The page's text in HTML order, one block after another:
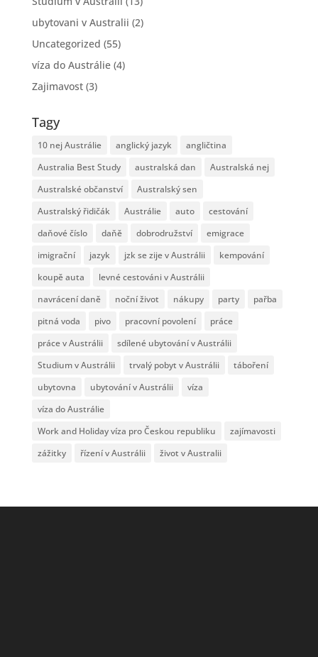
ubytovani v Australii (2)
Uncategorized (55)
víza do Austrálie(4)
Zajimavost(3)
Tagy
10 nej Austrálie anglický jazyk
angličtina
Australia Best Study
australská dan
Australská nej
Australské občanství
Australský sen
Australský řidičák
Austrálie auto
cestování
daňové číslo
daňě dobrodružství
emigrace
imigrační
jazyk jzk se zije v Austrálii
kempování
koupě auta
levné cestováni v Austrálii
navrácení daně
noční život nákupy party
pařba
pitná voda
pivo pracovní povolení
práce
práce v Austrálii
sdílené ubytování v Austrálii
Studium v Austrálii
trvalý pobyt v Austrálii
táboření
ubytovna
ubytování v Austrálii
víza
víza do Austrálie
Work and Holiday víza pro Českou republiku
zajímavosti
zážitky
řízení v Austrálii život v Australii